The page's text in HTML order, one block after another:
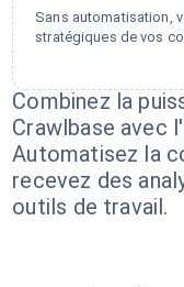
Sans automatisation,
stratégiques de vos
Combinez la
Crawlbase avec
Automatisez la
recevez des
outils de travail.